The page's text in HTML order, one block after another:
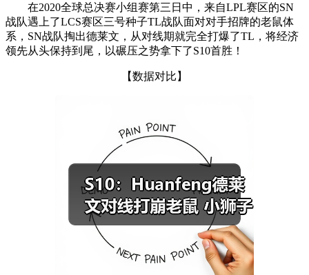
在2020全球总决赛小组赛第三日中，来自LPL赛区的SN
战队遇上了LCS赛区三号种子TL战队面对对手招牌的老鼠体
系，SN战队掏出德莱文，从对线期就完全打爆了TL，将经济
领先从头保持到尾，以碾压之势拿下了S10首胜！
【数据对比】